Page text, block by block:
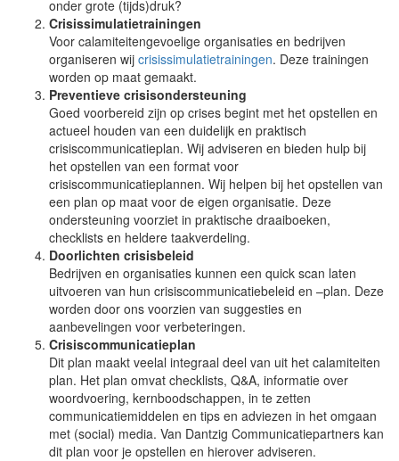
onder grote (tijds)druk?
Crisissimulatietrainingen
Voor calamiteitengevoelige organisaties en bedrijven
organiseren wij crisissimulatietrainingen. Deze trainingen
worden op maat gemaakt.
Preventieve crisisondersteuning
Goed voorbereid zijn op crises begint met het opstellen en
actueel houden van een duidelijk en praktisch
crisiscommunicatieplan. Wij adviseren en bieden hulp bij
het opstellen van een format voor
crisiscommunicatieplannen. Wij helpen bij het opstellen van
een plan op maat voor de eigen organisatie. Deze
ondersteuning voorziet in praktische draaiboeken,
checklists en heldere taakverdeling.
Doorlichten crisisbeleid
Bedrijven en organisaties kunnen een quick scan laten
uitvoeren van hun crisiscommunicatiebeleid en –plan. Deze
worden door ons voorzien van suggesties en
aanbevelingen voor verbeteringen.
Crisiscommunicatieplan
Dit plan maakt veelal integraal deel van uit het calamiteiten
plan. Het plan omvat checklists, Q&A, informatie over
woordvoering, kernboodschappen, in te zetten
communicatiemiddelen en tips en adviezen in het omgaan
met (social) media. Van Dantzig Communicatiepartners kan
dit plan voor je opstellen en hierover adviseren.